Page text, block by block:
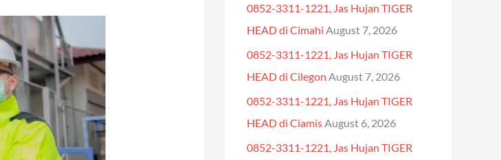
r
:
0852-3311-1221, Jas Hujan TIGER
HEAD di Cimahi August 7, 2026
0852-3311-1221, Jas Hujan TIGER
HEAD di Cilegon August 7, 2026
0852-3311-1221, Jas Hujan TIGER
HEAD di CiamisAugust 6, 2026
0852-3311-1221, Jas Hujan TIGER